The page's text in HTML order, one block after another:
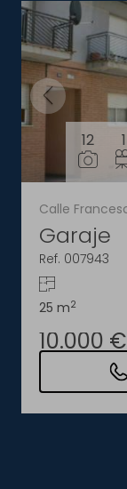
12 1
Garaje
Ref. 007943
25 m2
10.000 €